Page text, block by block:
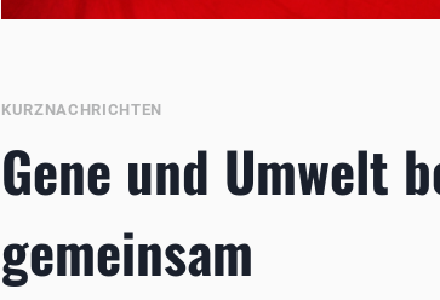
KURZNACHRICHTEN
Gene und Umwelt
gemeinsam